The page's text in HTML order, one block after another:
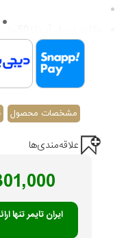
اصالت کشور اسپانیا
گارانتی مادام العمر اصالت
مشخصات محصول
علاقه‌مندی‌ها
ایران تایمر تنها